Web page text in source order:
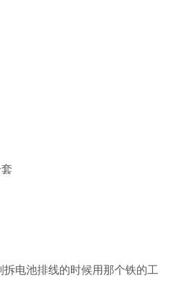
电池排线的时候用那个铁的工